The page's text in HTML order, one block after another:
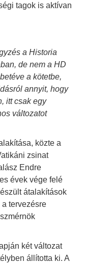
tagok is aktívan
a Historia
de nem a HD
a kötetbe,
annyit, hogy
itt csak egy
változatot
közte a
zsinat
Endre
évek vége felé
átalakítások
tervezésre
két változat
állította ki. A